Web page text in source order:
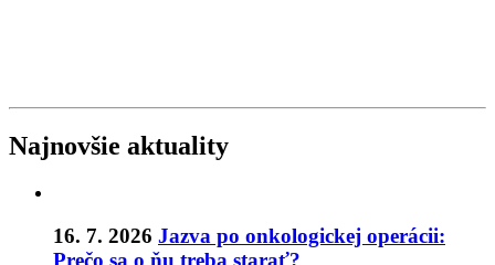
Najnovšie aktuality
16. 7. 2026 Jazva po onkologickej operácii:
Prečo sa o ňu treba starať?